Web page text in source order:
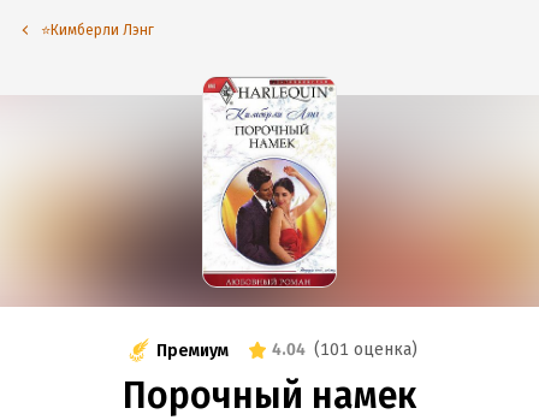
⭐️Кимберли Лэнг
Премиум 4.04 (101 оценка)
Порочный намек